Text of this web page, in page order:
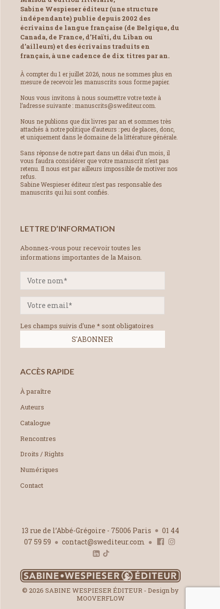
Sabine Wespieser éditeur (une structure
indépendante) publie depuis 2002 des
écrivains de langue française (de Belgique, du
Canada, de France, d’Haïti, du Liban ou
d’ailleurs) et des écrivains traduits en
français, à une cadence de dix titres par an.
À compter du 1 er juillet 2026, nous ne sommes plus en
mesure de recevoir les manuscrits sous forme papier.
Nous vous invitons à nous soumettre votre texte à
l’adresse suivante : manuscrits@swediteur.com.
Nous ne publions que dix livres par an et sommes très
attachés à notre politique d’auteurs : peu de places, donc,
et uniquement dans le domaine de la littérature générale.
Sans réponse de notre part dans un délai d’un mois, il
vous faudra considérer que votre manuscrit n’est pas
retenu. Il nous est par ailleurs impossible de motiver nos
refus.
Sabine Wespieser éditeur n’est pas responsable des
manuscrits qui lui sont confiés.
LETTRE D’INFORMATION
Abonnez-vous pour recevoir toutes les
informations importantes de la Maison.
Les champs suivis d'une * sont obligatoires
ACCÈS RAPIDE
À paraître
Auteurs
Catalogue
Rencontres
Droits / Rights
Numériques
Contact
13 rue de l’Abbé-Grégoire - 75006 Paris
01 44
07 59 59
contact@swediteur.com
© 2026 SABINE WESPIESER ÉDITEUR - Design by
MOOVERFLOW